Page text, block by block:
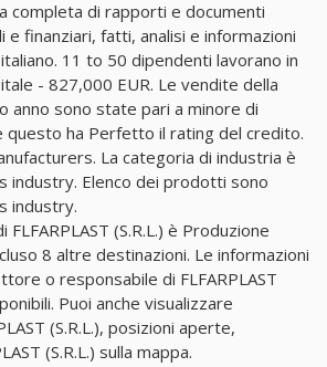
completa di rapporti e documenti
e finanziari, fatti, analisi e informazioni
11 to 50 dipendenti lavorano in
- 827,000 EUR. Le vendite della
anno sono state pari a minore di
questo ha Perfetto il rating del credito.
La categoria di industria è
industry. Elenco dei prodotti sono
industry.
(S.R.L.) è Produzione
8 altre destinazioni. Le informazioni
o responsabile di FLFARPLAST
Puoi anche visualizzare
(S.R.L.), posizioni aperte,
(S.R.L.) sulla mappa.